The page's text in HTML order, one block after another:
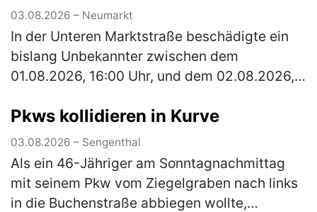
03.08.2026 – Neumarkt
In der Unteren Marktstraße beschädigte ein
bislang Unbekannter zwischen dem
01.08.2026, 16:00 Uhr, und dem 02.08.2026,
Der Täter baute den Sattel ab und r…
Pkws kollidieren in Kurve
03.08.2026 – Sengenthal
Als ein 46-Jähriger am Sonntagnachmittag
mit seinem Pkw vom Ziegelgraben nach links
in die Buchenstraße abbiegen wollte,